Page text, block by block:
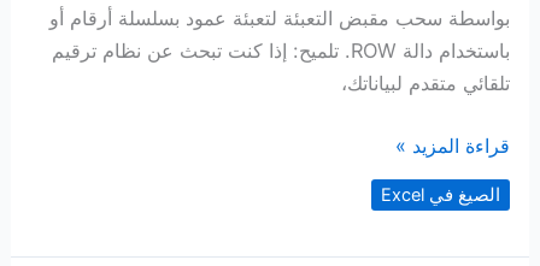
بواسطة سحب مقبض التعبئة لتعبئة عمود بسلسلة أرقام أو
باستخدام دالة ROW. تلميح: إذا كنت تبحث عن نظام ترقيم
تلقائي متقدم لبياناتك،
ترقيم
الصفوف
تلقائيًا
قراءة المزيد »
الصيغ في Excel